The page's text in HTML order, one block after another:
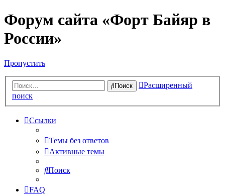
Форум сайта «Форт Байяр в
России»
Пропустить
Поиск
Расширенный
поиск
Ссылки
Темы без ответов
Активные темы
Поиск
FAQ